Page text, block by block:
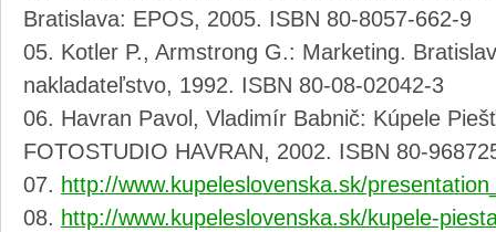
Bratislava: EPOS, 2005. ISBN 80-8057-662-9
Kotler P., Armstrong G.: Marketing.
nakladateľstvo, 1992. ISBN 80-08-02042-3
Havran Pavol, Vladimír Babnič: Kúpele
FOTOSTUDIO HAVRAN, 2002. ISBN 80-
http://www.kupeleslovenska.sk/
http://www.kupeleslovenska.sk/kupele-